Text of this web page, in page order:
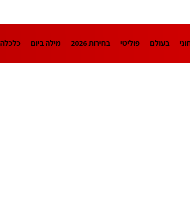
בעולם פוליטי בחירות 2026 מילה ביום כלכלה